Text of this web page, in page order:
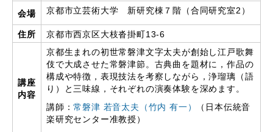
会場 京都市立芸術大学 新研究棟７階（合同研究室2）
住所 京都市西京区大枝沓掛町13-6
講座
内容
京都生まれの初世常磐津文字太夫が創始し江戸歌舞
伎で大成させた常磐津節。古典曲を題材に，作品の
構成や特徴，表現技法を考察しながら，浄瑠璃（語
り）と三味線，それぞれの演奏体験を深めます。
講師：常磐津 若音太夫（竹内 有一）
（日本伝統音
楽研究センター准教授）